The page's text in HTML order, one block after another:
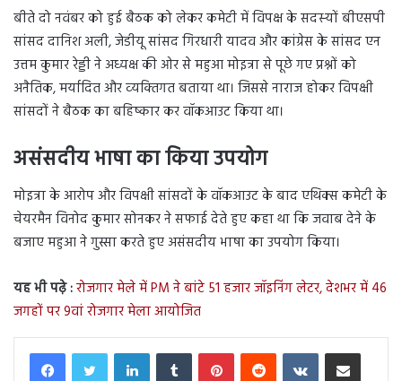
बीते दो नवंबर को हुई बैठक को लेकर कमेटी में विपक्ष के सदस्‍यों बीएसपी
सांसद दानिश अली, जेडीयू सांसद गिरधारी यादव और कांग्रेस के सांसद एन
उत्तम कुमार रेड्डी ने अध्यक्ष की ओर से महुआ मोइत्रा से पूछे गए प्रश्नों को
अनैतिक, मर्यादित और व्‍यक्‍त‍िगत बताया था। जिससे नाराज होकर विपक्षी
सांसदों ने बैठक का बहिष्कार कर वॉकआउट किया था।
असंसदीय भाषा का किया उपयोग
मोइत्रा के आरोप और विपक्षी सांसदों के वॉकआउट के बाद एथिक्स कमेटी के
चेयरमैन विनोद कुमार सोनकर ने सफाई देते हुए कहा था कि जवाब देने के
बजाए महुआ ने गुस्सा करते हुए असंसदीय भाषा का उपयोग किया।
यह भी पढ़े :रोजगार मेले में PM ने बांटे 51 हजार जॉइनिंग लेटर, देशभर में 46
जगहों पर 9वां रोजगार मेला आयोजित
LinkedInTumblr PinterestReddit VKontakteShare via Email